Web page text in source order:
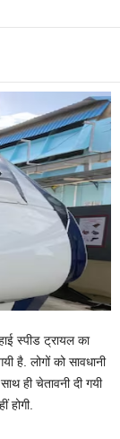
स्‍पीड ट्रायल का
लोगों को सावधानी
ही चेतावनी दी गयी
होगी.